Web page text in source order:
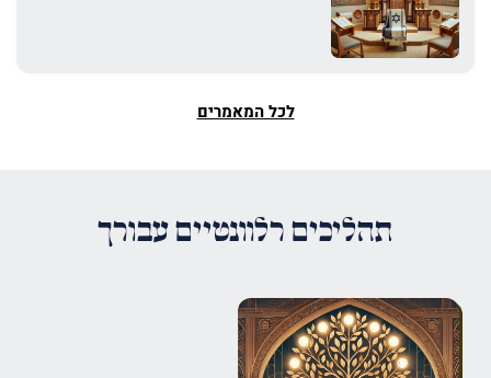
לכל המאמרים
תהליכים רלוונטיים עבורך